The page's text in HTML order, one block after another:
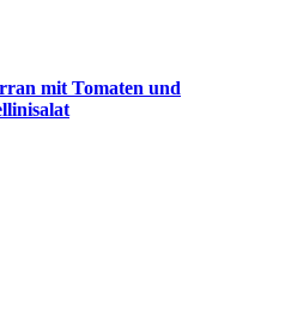
mit Tomaten und